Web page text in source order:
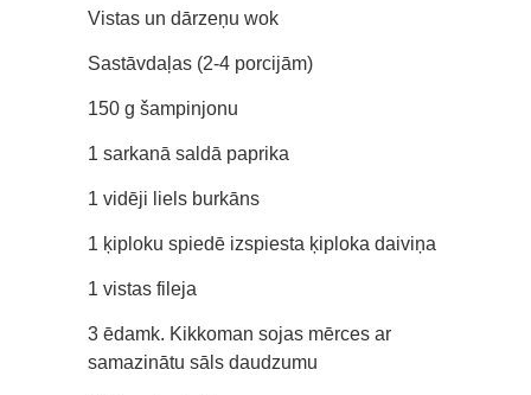
Vistas un dārzeņu wok
Sastāvdaļas (2-4 porcijām)
150 g šampinjonu
1 sarkanā saldā paprika
1 vidēji liels burkāns
1 ķiploku spiedē izspiesta ķiploka daiviņa
1 vistas fileja
3 ēdamk. Kikkoman sojas mērces ar
samazinātu sāls daudzumu